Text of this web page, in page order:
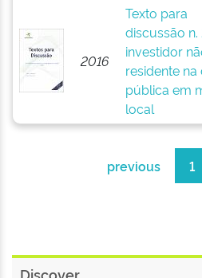
2016
Texto para
discussão n.
investidor
residente na
pública em
local
previous 1
Discover